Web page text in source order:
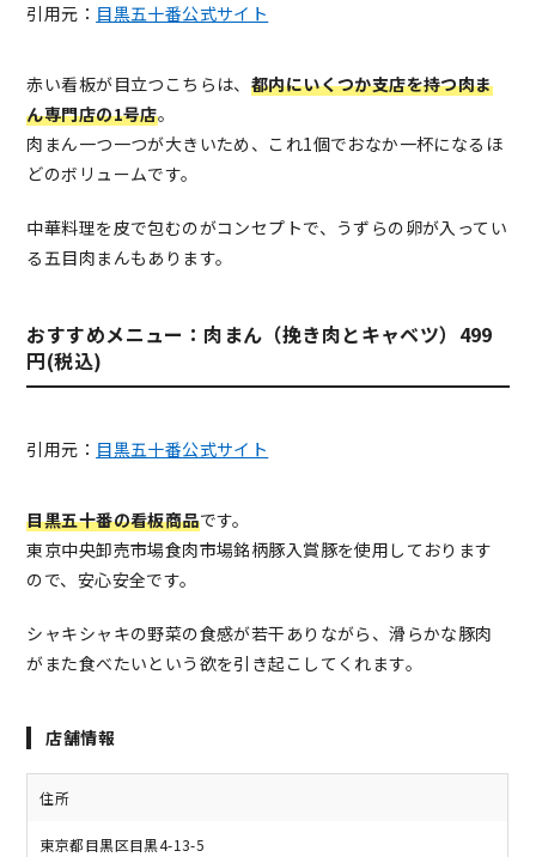
引用元： 目黒五十番公式サイト
赤い看板が目立つこちらは、 都内にいくつか支店を持つ肉ま
ん専門店の1号店。
肉まん一つ一つが大きいため、これ1個でおなか一杯になるほ
どのボリュームです。
中華料理を皮で包むのがコンセプトで、うずらの卵が入ってい
る五目肉まんもあります。
おすすめメニュー：肉まん（挽き肉とキャベツ）499
円(税込)
引用元： 目黒五十番公式サイト
目黒五十番の看板商品です。
東京中央卸売市場食肉市場銘柄豚入賞豚を使用しております
ので、安心安全です。
シャキシャキの野菜の食感が若干ありながら、滑らかな豚肉
がまた食べたいという欲を引き起こしてくれます。
店舗情報
住所
東京都目黒区目黒4-13-5